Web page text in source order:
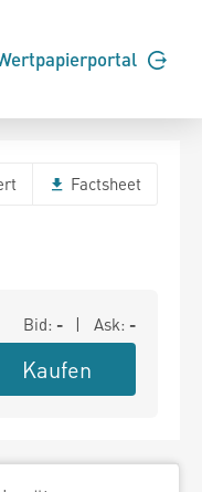
Factsheet
Bid: - | Ask: -
Kaufen